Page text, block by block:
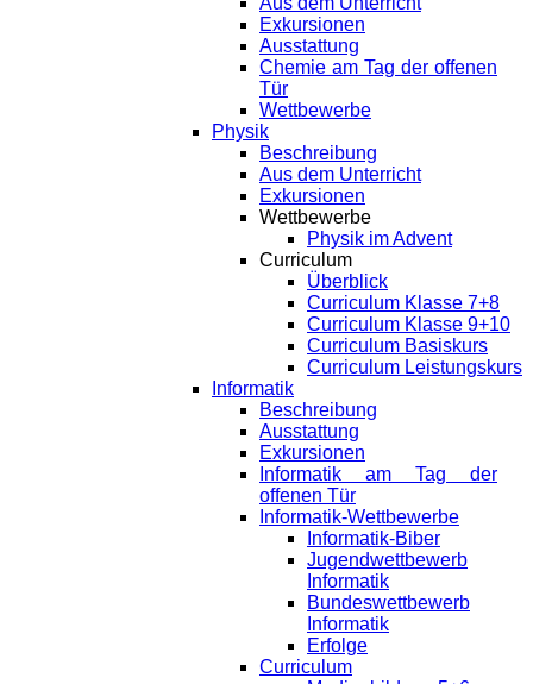
Exkursionen
Ausstattung
Chemie am Tag der offenen
Tür
Wettbewerbe
Physik
Beschreibung
Aus dem Unterricht
Exkursionen
Wettbewerbe
Physik im Advent
Curriculum
Überblick
Curriculum Klasse 7+8
Curriculum Klasse 9+10
Curriculum Basiskurs
Curriculum Leistungskurs
Informatik
Beschreibung
Ausstattung
Exkursionen
Informatik am Tag der
offenen Tür
Informatik-Wettbewerbe
Informatik-Biber
Jugendwettbewerb
Informatik
Bundeswettbewerb
Informatik
Erfolge
Curriculum